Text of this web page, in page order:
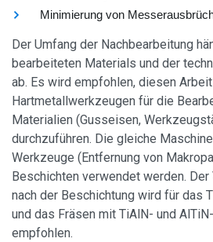
Minimierung von
Der Umfang der Nachbearbeitung
bearbeiteten Materials und der
ab. Es wird empfohlen, diesen
Hartmetallwerkzeugen für die
Materialien (Gusseisen,
durchzuführen. Die gleiche
Werkzeuge (Entfernung von
Beschichten verwendet werden.
nach der Beschichtung wird für das
und das Fräsen mit TiAlN- und
empfohlen.